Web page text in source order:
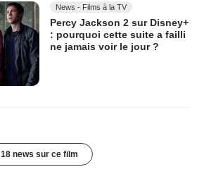
News - Films à la TV
Percy Jackson 2 sur Disney+
: pourquoi cette suite a failli
ne jamais voir le jour ?
18 news sur ce film